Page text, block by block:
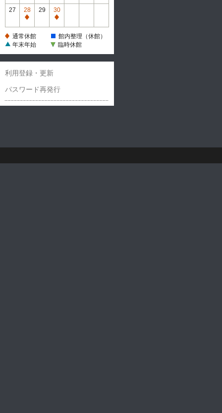
館
常
休
館
27
28
通
休
29
30
通
休
通常休館
館内整理（休館）
年末年始
臨時休館
利用登録・更新
パスワード再発行